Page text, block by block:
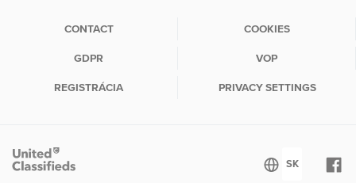
CONTACT COOKIES
GDPR VOP
REGISTRÁCIA PRIVACY SETTINGS